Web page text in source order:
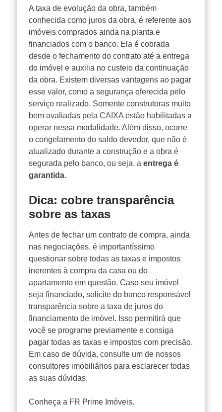
A taxa de evolução da obra, também
conhecida como juros da obra, é referente aos
imóveis comprados ainda na planta e
financiados com o banco. Ela é cobrada
desde o fechamento do contrato até a entrega
do imóvel e auxilia no custeio da continuação
da obra. Existem diversas vantagens ao pagar
esse valor, como a segurança oferecida pelo
serviço realizado. Somente construtoras muito
bem avaliadas pela CAIXA estão habilitadas a
operar nessa modalidade. Além disso, ocorre
o congelamento do saldo devedor, que não é
atualizado durante a construção e a obra é
segurada pelo banco, ou seja, aentrega é
garantida.
Dica: cobre transparência
sobre as taxas
Antes de fechar um contrato de compra, ainda
nas negociações, é importantíssimo
questionar sobre todas as taxas e impostos
inerentes à compra da casa ou do
apartamento em questão. Caso seu imóvel
seja financiado, solicite do banco responsável
transparência sobre a taxa de juros do
financiamento de imóvel. Isso permitirá que
você se programe previamente e consiga
pagar todas as taxas e impostos com precisão.
Em caso de dúvida, consulte um de nossos
consultores imobiliários para esclarecer todas
as suas dúvidas.
Conheça a FR Prime Imóveis.